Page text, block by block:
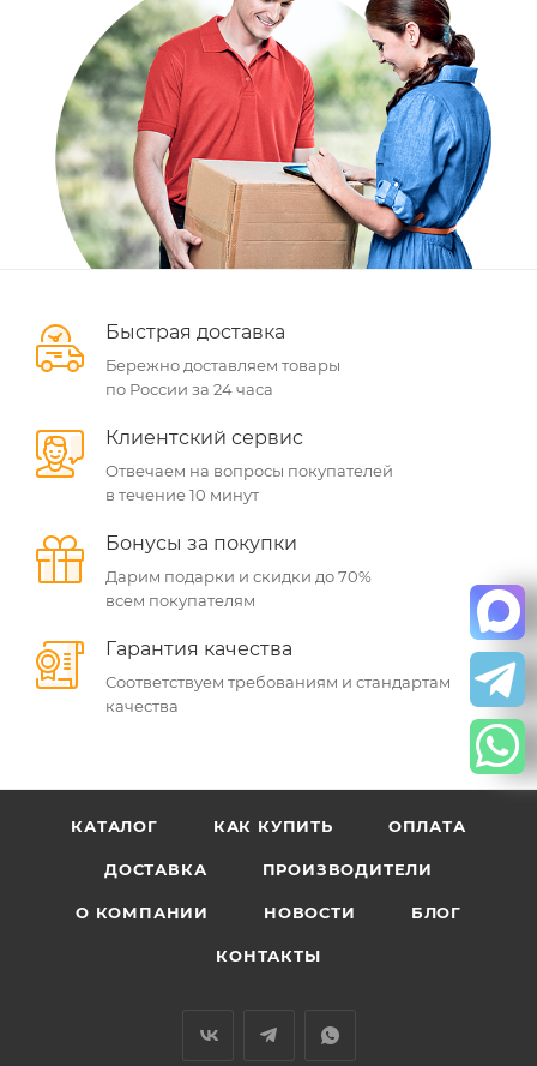
Быстрая доставка
Бережно доставляем товары
по России за 24 часа
Клиентский сервис
Отвечаем на вопросы покупателей
в течение 10 минут
Бонусы за покупки
Дарим подарки и скидки до 70%
всем покупателям
Гарантия качества
Соответствуем требованиям и стандартам
качества
КАТАЛОГ КАК КУПИТЬ ОПЛАТА
ДОСТАВКА ПРОИЗВОДИТЕЛИ
О КОМПАНИИ НОВОСТИ БЛОГ
КОНТАКТЫ